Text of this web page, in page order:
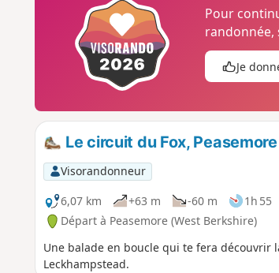
Pour
randonnée,
Je
Le circuit du Fox, Peasemore
Visorandonneur
6,07 km
+63 m -60 m 1h 55
Départ à Peasemore (West Berkshire)
Une balade en boucle qui te fera découvrir
Leckhampstead.